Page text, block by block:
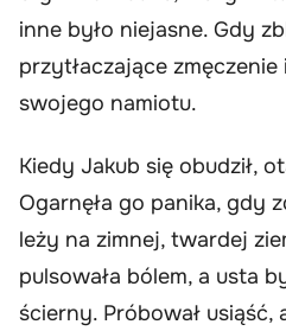
inne było niejasne. Gdy
przytłaczające
swojego namiotu.
Kiedy Jakub się obudził,
Ogarnęła go panika, gdy
leży na zimnej, twardej
pulsowała bólem, a usta
ścierny. Próbował usiąść,